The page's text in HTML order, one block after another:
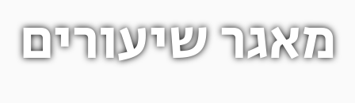
מאגר שיעורים